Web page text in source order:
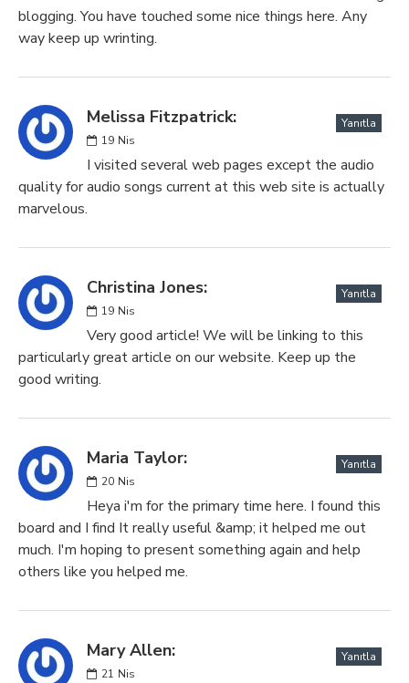
blogging. You have touched some nice things here. Any
way keep up wrinting.
Melissa Fitzpatrick:
19 Nis
Yanıtla
I visited several web pages except the audio
quality for audio songs current at this web site is actually
marvelous.
Christina Jones:
19 Nis
Yanıtla
Very good article! We will be linking to this
particularly great article on our website. Keep up the
good writing.
Maria Taylor:
20 Nis
Yanıtla
Heya i'm for the primary time here. I found this
board and I find It really useful &amp; it helped me out
much. I'm hoping to present something again and help
others like you helped me.
Mary Allen:
21 Nis
Yanıtla